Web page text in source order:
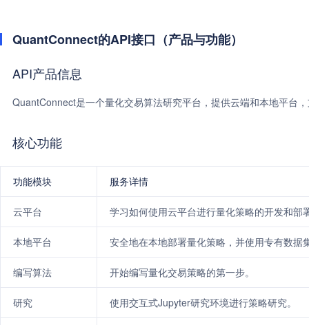
QuantConnect的API接口（产品与功能）
API产品信息
QuantConnect是一个量化交易算法研究平台，提供云端和本地平台
核心功能
功能模块 服务详情
云平台 学习如何使用云平台进行量化策略的开发和部
本地平台 安全地在本地部署量化策略，并使用专有数据
编写算法 开始编写量化交易策略的第一步。
研究 使用交互式Jupyter研究环境进行策略研究。